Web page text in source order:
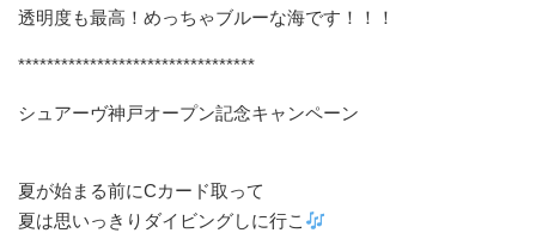
透明度も最高！めっちゃブルーな海です！！！
*********************************
シュアーヴ神戸オープン記念キャンペーン
夏が始まる前にCカード取って
夏は思いっきりダイビングしに行こ